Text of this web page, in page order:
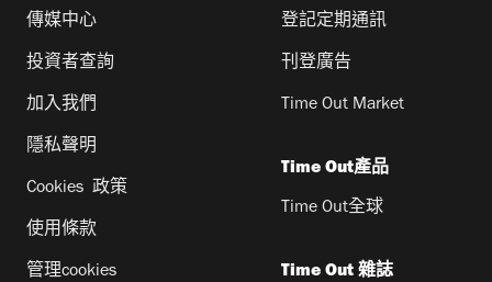
傳媒中心
投資者查詢
加入我們
隱私聲明
Cookies 政策
使用條款
管理cookies
登記定期通訊
刊登廣告
Time Out Market
Time Out產品
Time Out全球
Time Out 雜誌